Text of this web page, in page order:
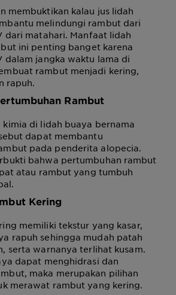
membuktikan kalau jus lidah
melindungi rambut dari
dari matahari. Manfaat lidah
ini penting banget karena
dalam jangka waktu lama di
rambut menjadi kering,
rapuh.
Rambut
kimia di lidah buaya bernama
dapat membantu
pada penderita alopecia.
bahwa pertumbuhan rambut
atau rambut yang tumbuh
Kering
memiliki tekstur yang kasar,
rapuh sehingga mudah patah
serta warnanya terlihat kusam.
dapat menghidrasi dan
maka merupakan pilihan
merawat rambut yang kering.